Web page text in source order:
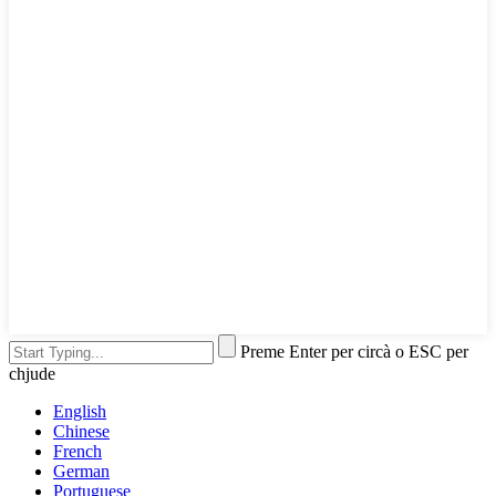
Preme Enter per circà o ESC per
chjude
English
Chinese
French
German
Portuguese